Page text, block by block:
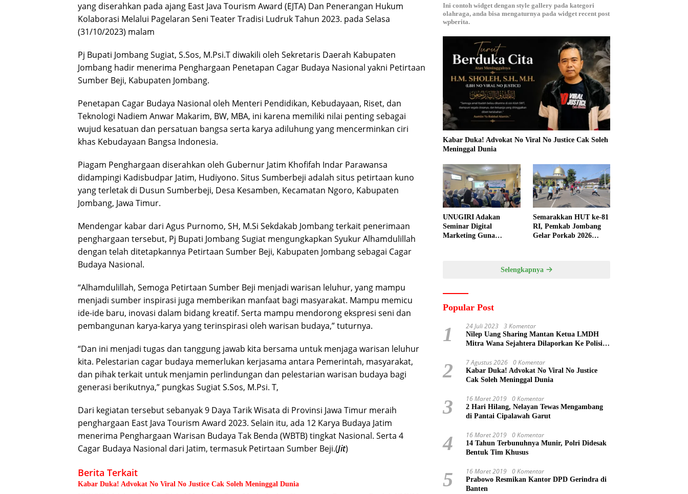
yang diserahkan pada ajang East Java Tourism Award (EJTA) Dan Penerangan Hukum
Kolaborasi Melalui Pagelaran Seni Teater Tradisi Ludruk Tahun 2023. pada Selasa
(31/10/2023) malam
Pj Bupati Jombang Sugiat, S.Sos, M.Psi.T diwakili oleh Sekretaris Daerah Kabupaten
Jombang hadir menerima Penghargaan Penetapan Cagar Budaya Nasional yakni Petirtaan
Sumber Beji, Kabupaten Jombang.
Penetapan Cagar Budaya Nasional oleh Menteri Pendidikan, Kebudayaan, Riset, dan
Teknologi Nadiem Anwar Makarim, BW, MBA, ini karena memiliki nilai penting sebagai
wujud kesatuan dan persatuan bangsa serta karya adiluhung yang mencerminkan ciri
khas Kebudayaan Bangsa Indonesia.
Piagam Penghargaan diserahkan oleh Gubernur Jatim Khofifah Indar Parawansa
didampingi Kadisbudpar Jatim, Hudiyono. Situs Sumberbeji adalah situs petirtaan kuno
yang terletak di Dusun Sumberbeji, Desa Kesamben, Kecamatan Ngoro, Kabupaten
Jombang, Jawa Timur.
Mendengar kabar dari Agus Purnomo, SH, M.Si Sekdakab Jombang terkait penerimaan
penghargaan tersebut, Pj Bupati Jombang Sugiat mengungkapkan Syukur Alhamdulillah
dengan telah ditetapkannya Petirtaan Sumber Beji, Kabupaten Jombang sebagai Cagar
Budaya Nasional.
“Alhamdulillah, Semoga Petirtaan Sumber Beji menjadi warisan leluhur, yang mampu
menjadi sumber inspirasi juga memberikan manfaat bagi masyarakat. Mampu memicu
ide-ide baru, inovasi dalam bidang kreatif. Serta mampu mendorong ekspresi seni dan
pembangunan karya-karya yang terinspirasi oleh warisan budaya,” tuturnya.
“Dan ini menjadi tugas dan tanggung jawab kita bersama untuk menjaga warisan leluhur
kita. Pelestarian cagar budaya memerlukan kerjasama antara Pemerintah, masyarakat,
dan pihak terkait untuk menjamin perlindungan dan pelestarian warisan budaya bagi
generasi berikutnya,” pungkas Sugiat S.Sos, M.Psi. T,
Dari kegiatan tersebut sebanyak 9 Daya Tarik Wisata di Provinsi Jawa Timur meraih
penghargaan East Java Tourism Award 2023. Selain itu, ada 12 Karya Budaya Jatim
menerima Penghargaan Warisan Budaya Tak Benda (WBTB) tingkat Nasional. Serta 4
Cagar Budaya Nasional dari Jatim, termasuk Petirtaan Sumber Beji.(Jit)
Berita Terkait
Kabar Duka! Advokat No Viral No Justice Cak Soleh Meninggal Dunia
Ini contoh widget dengan style gallery pada kategori
olahraga, anda bisa mengaturnya pada widget recent post
wpberita.
Kabar Duka! Advokat No Viral No Justice Cak Soleh
Meninggal Dunia
UNUGIRI Adakan
Seminar Digital
Marketing Guna
Semarakkan HUT ke-81
RI, Pemkab Jombang
Gelar Porkab 2026
Selengkapnya
Popular Post
1 24 Juli 2023 3 Komentar
Nilep Uang Sharing Mantan Ketua LMDH
Mitra Wana Sejahtera Dilaporkan Ke Polisi
2 7 Agustus 2026 0 Komentar
Kabar Duka! Advokat No Viral No Justice
Cak Soleh Meninggal Dunia
3 16 Maret 2019 0 Komentar
2 Hari Hilang, Nelayan Tewas Mengambang
di Pantai Cipalawah Garut
4 16 Maret 2019 0 Komentar
14 Tahun Terbunuhnya Munir, Polri Didesak
Bentuk Tim Khusus
5 16 Maret 2019 0 Komentar
Prabowo Resmikan Kantor DPD Gerindra di
Banten